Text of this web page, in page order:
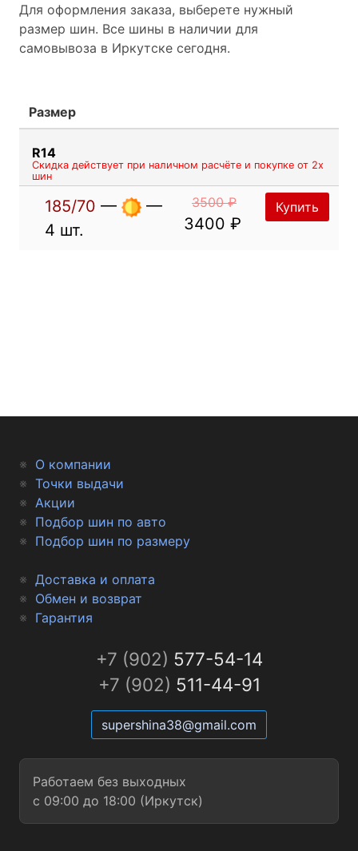
Для оформления заказа, выберете нужный
размер шин. Все шины в наличии для
самовывоза в Иркутске сегодня.
Размер
R14
Скидка действует при наличном расчёте и покупке от 2х
шин
185/70 —
—
4 шт.
3500 ₽
3400 ₽
Купить
О компании
Точки выдачи
Акции
Подбор шин по авто
Подбор шин по размеру
Доставка и оплата
Обмен и возврат
Гарантия
+7 (902) 577-54-14
+7 (902) 511-44-91
supershina38@gmail.com
Работаем без выходных
с 09:00 до 18:00 (Иркутск)